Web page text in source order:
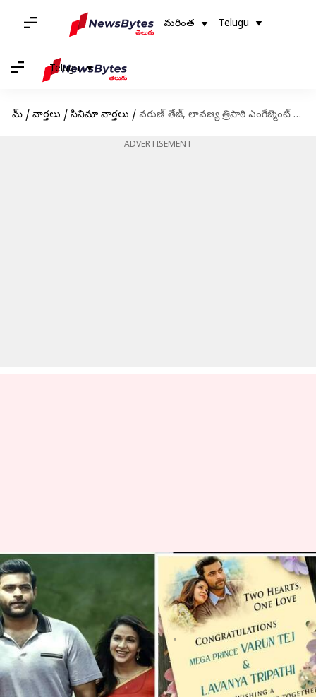
మరింత Telugu
Telugu
హోమ్ / వార్తలు / సినిమా వార్తలు / వరుణ్ తేజ్, లావణ్య త్రిపాఠి ఎంగేజ్మెంట్ డేట్ ఫిక్స్: మెగా ఇంట మోగనున్న పెళ్ళి బాజాలు
ADVERTISEMENT
వరుణ్ తేజ్, లావణ్య త్రిపాఠి
ఎంగేజ్మెంట్ డేట్ ఫిక్స్: మెగా ఇంట
మోగనున్న పెళ్ళి బాజాలు
వ్రాసిన వారు Sriram Pranateja Jun 08, 2023 01:23 pm
ఈ వార్తాకథనం ఏంటి